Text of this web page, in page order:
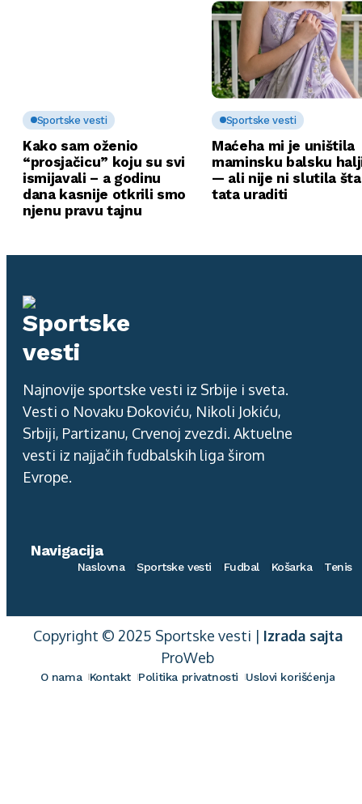
Sportske vesti
Kako sam oženio
“prosjačicu” koju su svi
ismijavali – a godinu
dana kasnije otkrili smo
njenu pravu tajnu
Sportske vesti
Maćeha mi je uništila
maminsku balsku
— ali nije ni slutila
tata uraditi
Najnovije sportske vesti iz Srbije i sveta.
Vesti o Novaku Đokoviću, Nikoli Jokiću,
Srbiji, Partizanu, Crvenoj zvezdi. Aktuelne
vesti iz najjačih fudbalskih liga širom
Evrope.
Navigacija
Naslovna Sportske vesti Fudbal Košarka Tenis
Copyright © 2025 Sportske vesti | Izrada sajta
ProWeb
O nama Kontakt Politika privatnosti Uslovi korišćenja